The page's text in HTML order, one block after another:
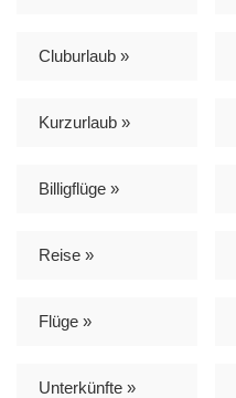
Cluburlaub »
Kurzurlaub »
Billigflüge »
Reise »
Flüge »
Unterkünfte »